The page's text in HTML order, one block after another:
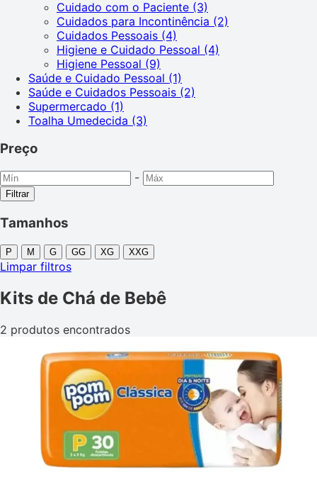
Cuidado com o Paciente (3)
Cuidados para Incontinência (2)
Cuidados Pessoais (4)
Higiene e Cuidado Pessoal (4)
Higiene Pessoal (9)
Saúde e Cuidado Pessoal (1)
Saúde e Cuidados Pessoais (2)
Supermercado (1)
Toalha Umedecida (3)
Preço
-
Filtrar
Tamanhos
P M G GG XG XXG
Limpar filtros
Kits de Chá de Bebê
2 produtos encontrados